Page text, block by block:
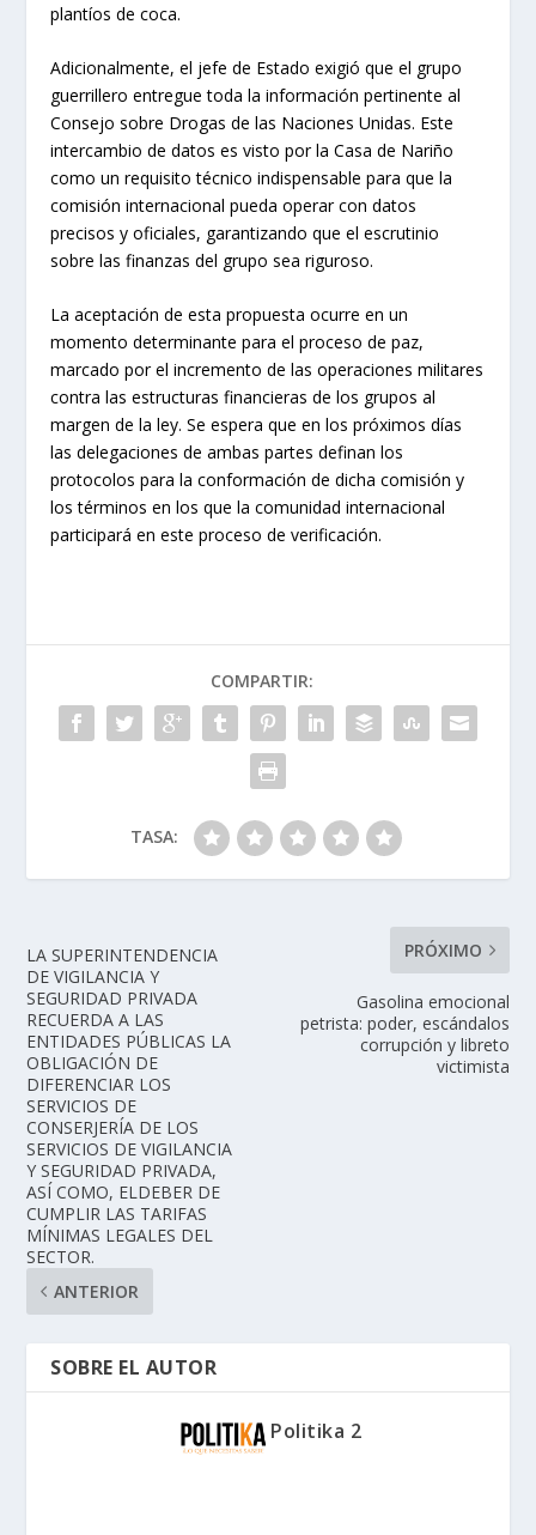
plantíos de coca.
Adicionalmente, el jefe de Estado exigió que el grupo
guerrillero entregue toda la información pertinente al
Consejo sobre Drogas de las Naciones Unidas. Este
intercambio de datos es visto por la Casa de Nariño
como un requisito técnico indispensable para que la
comisión internacional pueda operar con datos
precisos y oficiales, garantizando que el escrutinio
sobre las finanzas del grupo sea riguroso.
La aceptación de esta propuesta ocurre en un
momento determinante para el proceso de paz,
marcado por el incremento de las operaciones militares
contra las estructuras financieras de los grupos al
margen de la ley. Se espera que en los próximos días
las delegaciones de ambas partes definan los
protocolos para la conformación de dicha comisión y
los términos en los que la comunidad internacional
participará en este proceso de verificación.
COMPARTIR:
TASA:
LA SUPERINTENDENCIA
DE VIGILANCIA Y
SEGURIDAD PRIVADA
RECUERDA A LAS
ENTIDADES PÚBLICAS LA
OBLIGACIÓN DE
DIFERENCIAR LOS
SERVICIOS DE
CONSERJERÍA DE LOS
SERVICIOS DE VIGILANCIA
Y SEGURIDAD PRIVADA,
ASÍ COMO, ELDEBER DE
CUMPLIR LAS TARIFAS
MÍNIMAS LEGALES DEL
SECTOR.
ANTERIOR
PRÓXIMO
Gasolina emocional
petrista: poder, escándalos
corrupción y libreto
victimista
SOBRE EL AUTOR
Politika 2